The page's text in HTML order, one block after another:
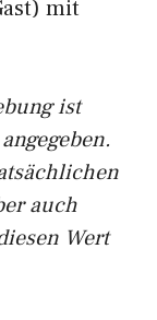
mit
ist
auch
Wert